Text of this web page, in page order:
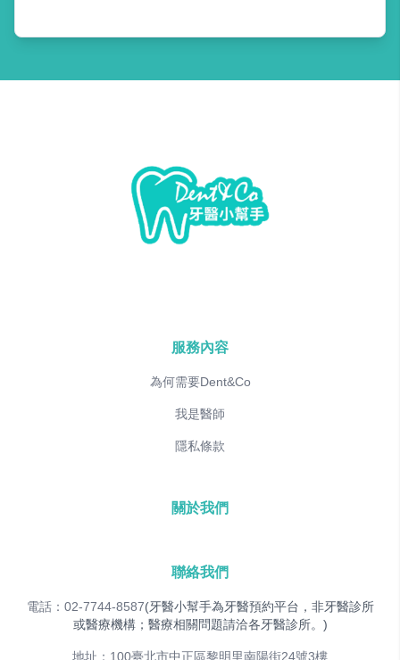
服務內容
為何需要Dent&Co
我是醫師
隱私條款
關於我們
聯絡我們
電話：02-7744-8587(牙醫小幫手為牙醫預約平台，非牙醫診所
或醫療機構；醫療相關問題請洽各牙醫診所。)
地址：100臺北市中正區黎明里南陽街24號3樓